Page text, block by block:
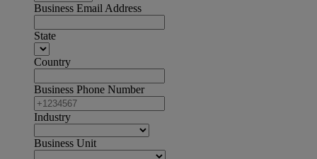
Business Email Address
State
Country
Business Phone Number
Industry
Business Unit